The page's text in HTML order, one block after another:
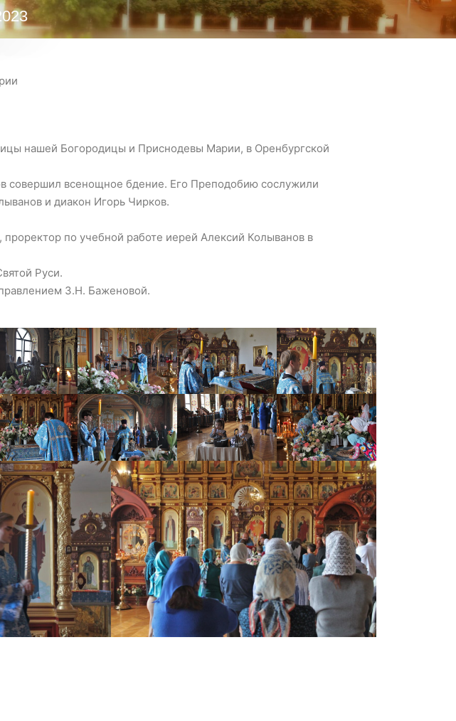
нашей Богородицы и Приснодевы Марии, в Оренбургской
совершил всенощное бдение. Его Преподобию сослужили
и диакон Игорь Чирков.
по учебной работе иерей Алексий Колыванов в
Руси.
З.Н. Баженовой.